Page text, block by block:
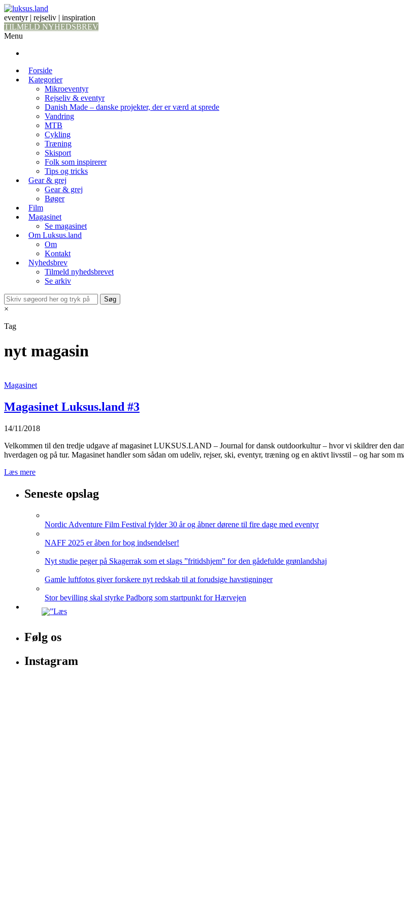
eventyr | rejseliv | inspiration
TILMELD NYHEDSBREV
Menu
Forside
Kategorier
Mikroeventyr
Rejseliv & eventyr
Danish Made – danske projekter, der er værd at sprede
Vandring
MTB
Cykling
Træning
Skisport
Folk som inspirerer
Tips og tricks
Gear & grej
Gear & grej
Bøger
Film
Magasinet
Se magasinet
Om Luksus.land
Om
Kontakt
Nyhedsbrev
Tilmeld nyhedsbrevet
Se arkiv
×
Tag
nyt magasin
Magasinet
Magasinet Luksus.land #3
14/11/2018
Velkommen til den tredje udgave af magasinet LUKSUS.LAND – Journal for dansk outdoorkultur – hvor vi skildrer den
hverdagen og på tur. Magasinet handler som sådan om udeliv, rejser, ski, eventyr, træning og en aktivt livsstil – og har
Læs mere
Seneste opslag
Nordic Adventure Film Festival fylder 30 år og åbner dørene til fire dage med eventyr
NAFF 2025 er åben for bog indsendelser!
Nyt studie peger på Skagerrak som et slags ”fritidshjem” for den gådefulde grønlandshaj
Gamle luftfotos giver forskere nyt redskab til at forudsige havstigninger
Stor bevilling skal styrke Padborg som startpunkt for Hærvejen
Følg os
Instagram